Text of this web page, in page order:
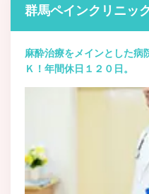
群馬ペインクリニッ
麻酔治療をメインとした病
Ｋ！年間休日１２０日。